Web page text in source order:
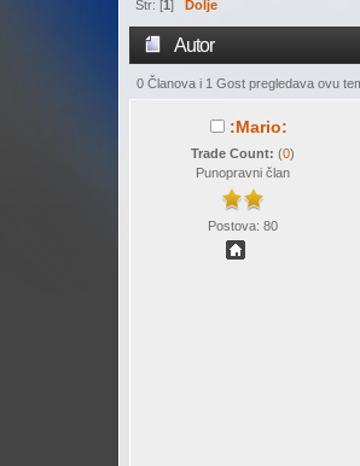
Str: [1] Dolje
Autor
0 Članova i 1 Gost pregledava ovu
:Mario:
Trade Count: (0)
Punopravni član
Postova: 80